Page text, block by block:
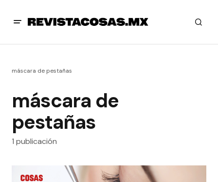
máscara de pestañas
máscara de
pestañas
1 publicación